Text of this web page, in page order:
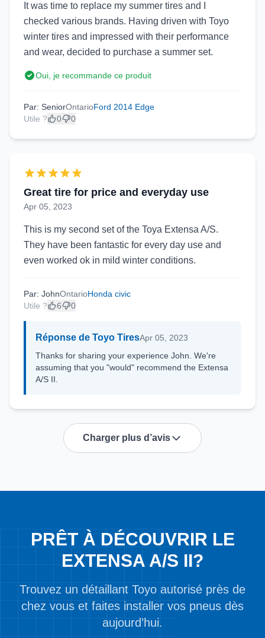
It was time to replace my summer tires and I
checked various brands. Having driven with Toyo
winter tires and impressed with their performance
and wear, decided to purchase a summer set.
Oui, je recommande ce produit
Par: SeniorOntarioFord 2014 Edge
Utile ?
0 0
Great tire for price and everyday use
Apr 05, 2023
This is my second set of the Toya Extensa A/S.
They have been fantastic for every day use and
even worked ok in mild winter conditions.
Par: JohnOntarioHonda civic
Utile ?
6 0
Réponse de Toyo TiresApr 05, 2023
Thanks for sharing your experience John. We're
assuming that you "would" recommend the Extensa
A/S II.
Charger plus d’avis
PRÊT À DÉCOUVRIR LE
EXTENSA A/S II?
Trouvez un détaillant Toyo autorisé près de
chez vous et faites installer vos pneus dès
aujourd’hui.